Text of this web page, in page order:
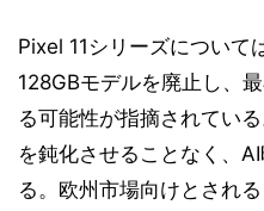
Pixel 11シリーズについて
128GBモデルを廃止し、
る可能性が指摘されてい
を鈍化させることなく、
る。欧州市場向けとされ